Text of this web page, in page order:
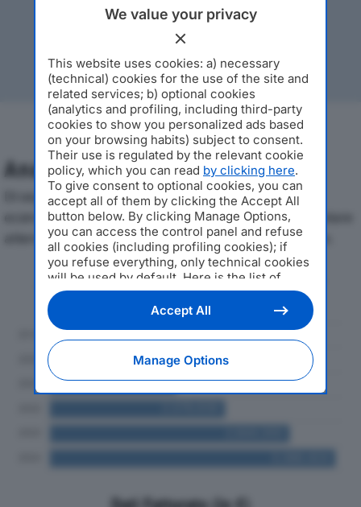
Analisi Economica 2019-2024
Di seguito l'andamento dei principali indicatori
economici di MANC SRLdal 2019 al 2024, con particolare
attenzione a fatturato, produzione e utile d'esercizio.
Andamento del fatturato dal 2019
We value your privacy
This website uses cookies: a) necessary
(technical) cookies for the use of the site and
related services; b) optional cookies
(analytics and profiling, including third-party
cookies to show you personalized ads based
on your browsing habits) subject to consent.
Their use is regulated by the relevant cookie
policy, which you can read by clicking here.
To give consent to optional cookies, you can
accept all of them by clicking the Accept All
button below. By clicking Manage Options,
you can access the control panel and refuse
all cookies (including profiling cookies); if
you refuse everything, only technical cookies
will be used by default. Here is the list of
providers. Cookie consent will be stored and
applied also to the other websites of
Editoriale Nazionale and their subdomains. By
expressing your choice on this site, you will
therefore not be asked again on other
Editoriale Nazionale websites that use the
same consent management platform (CMP).
You can still modify or withdraw your choice
at any time through the “Privacy Settings”
section.
Manage Options
Accept All